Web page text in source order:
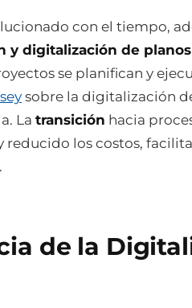
con el tiempo,
y digitalización de planos
se planifican y
sobre la digitalización
La transición hacia
reducido los costos,
de la